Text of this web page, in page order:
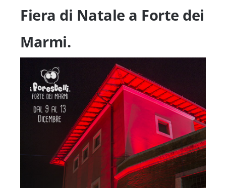
Fiera di Natale a Forte dei
Marmi.